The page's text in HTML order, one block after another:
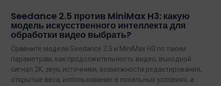
Seedance 2.5 против MiniMax H3: какую
модель искусственного интеллекта для
обработки видео выбрать?
Сравните модели Seedance 2.5 и MiniMax H3 по таким
параметрам, как продолжительность видео, выходной
сигнал 2K, звук, источники, возможности редактирования,
открытые веса, использование в локальных условиях, а